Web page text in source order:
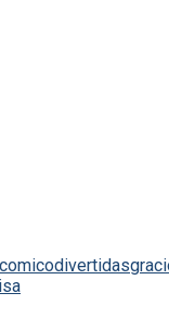
comicodivertidas